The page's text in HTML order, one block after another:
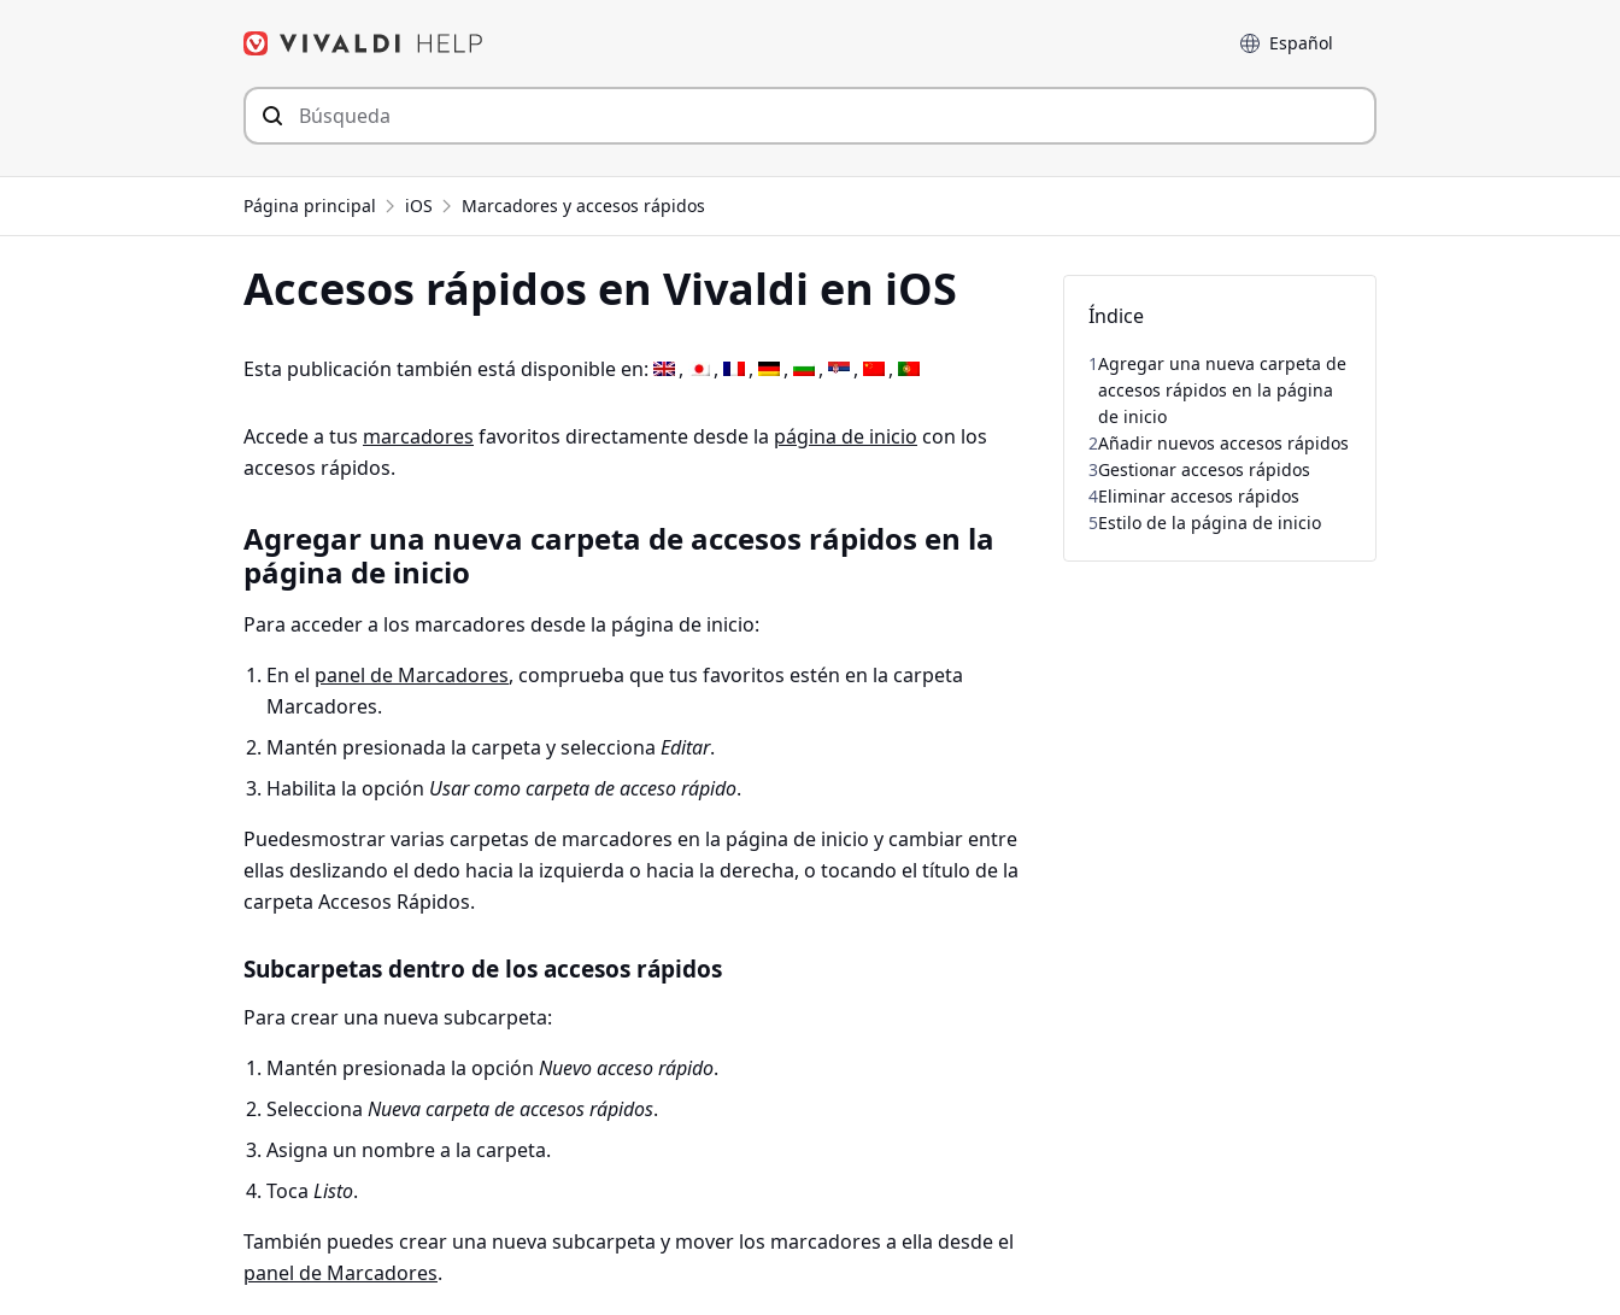
Language
Página principal iOS Marcadores y accesos rápidos
Accesos rápidos en Vivaldi en iOS
Esta publicación también está disponible en:
Accede a tus marcadores favoritos directamente desde la página de inicio con los
accesos rápidos.
Agregar una nueva carpeta de accesos rápidos en la
página de inicio
Para acceder a los marcadores desde la página de inicio:
En el panel de Marcadores, comprueba que tus favoritos estén en la carpeta
Marcadores.
Mantén presionada la carpeta y seleccionaEditar.
Habilita la opción Usar como carpeta de acceso rápido.
Puedesmostrar varias carpetas de marcadores en la página de inicio y cambiar entre
ellas deslizando el dedo hacia la izquierda o hacia la derecha, o tocando el título de la
carpeta Accesos Rápidos.
Subcarpetas dentro de los accesos rápidos
Para crear una nueva subcarpeta:
Mantén presionada la opciónNuevo acceso rápido.
SeleccionaNueva carpeta de accesos rápidos.
Asigna un nombre a la carpeta.
TocaListo.
También puedes crear una nueva subcarpeta y mover los marcadores a ella desde el
panel de Marcadores.
Índice
1Agregar una nueva carpeta de
accesos rápidos en la página
de inicio
2Añadir nuevos accesos rápidos
3Gestionar accesos rápidos
4Eliminar accesos rápidos
5Estilo de la página de inicio